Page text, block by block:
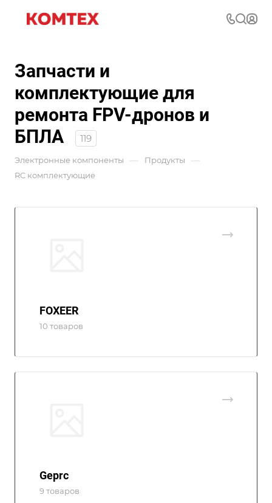
Запчасти и
комплектующие для
ремонта FPV-дронов и
БПЛА
119
Электронные компоненты — Продукты —
RC комплектующие
FOXEER
10 товаров
Geprc
9 товаров